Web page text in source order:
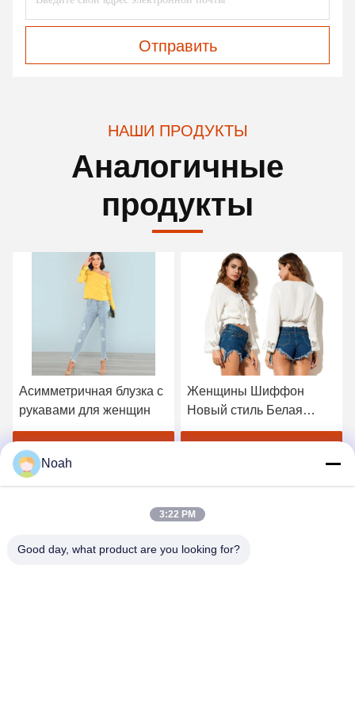
Отправить
НАШИ ПРОДУКТЫ
Аналогичные
продукты
Асимметричная блузка с
рукавами для женщин
Женщины Шиффон
Новый стиль Белая
блузка
Noah
3:22 PM
Good day, what product are you looking for?